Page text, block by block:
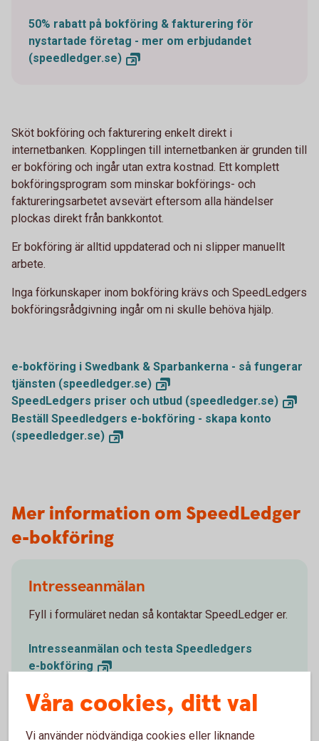
50% rabatt på bokföring & fakturering för
nystartade företag - mer om erbjudandet
(speedledger.se)
Sköt bokföring och fakturering enkelt direkt i
internetbanken. Kopplingen till internetbanken är grunden till
er bokföring och ingår utan extra kostnad. Ett komplett
bokföringsprogram som minskar bokförings- och
faktureringsarbetet avsevärt eftersom alla händelser
plockas direkt från bankkontot.
Er bokföring är alltid uppdaterad och ni slipper manuellt
arbete.
Inga förkunskaper inom bokföring krävs och SpeedLedgers
bokföringsrådgivning ingår om ni skulle behöva hjälp.
e-bokföring i Swedbank & Sparbankerna - så fungerar
tjänsten (speedledger.se)
SpeedLedgers priser och utbud (speedledger.se)
Beställ Speedledgers e-bokföring - skapa konto
(speedledger.se)
Mer information om SpeedLedger
e-bokföring
Intresseanmälan
Fyll i formuläret nedan så kontaktar SpeedLedger er.
Intresseanmälan och testa Speedledgers
e-bokföring
Våra cookies, ditt val
Vi använder nödvändiga cookies eller liknande